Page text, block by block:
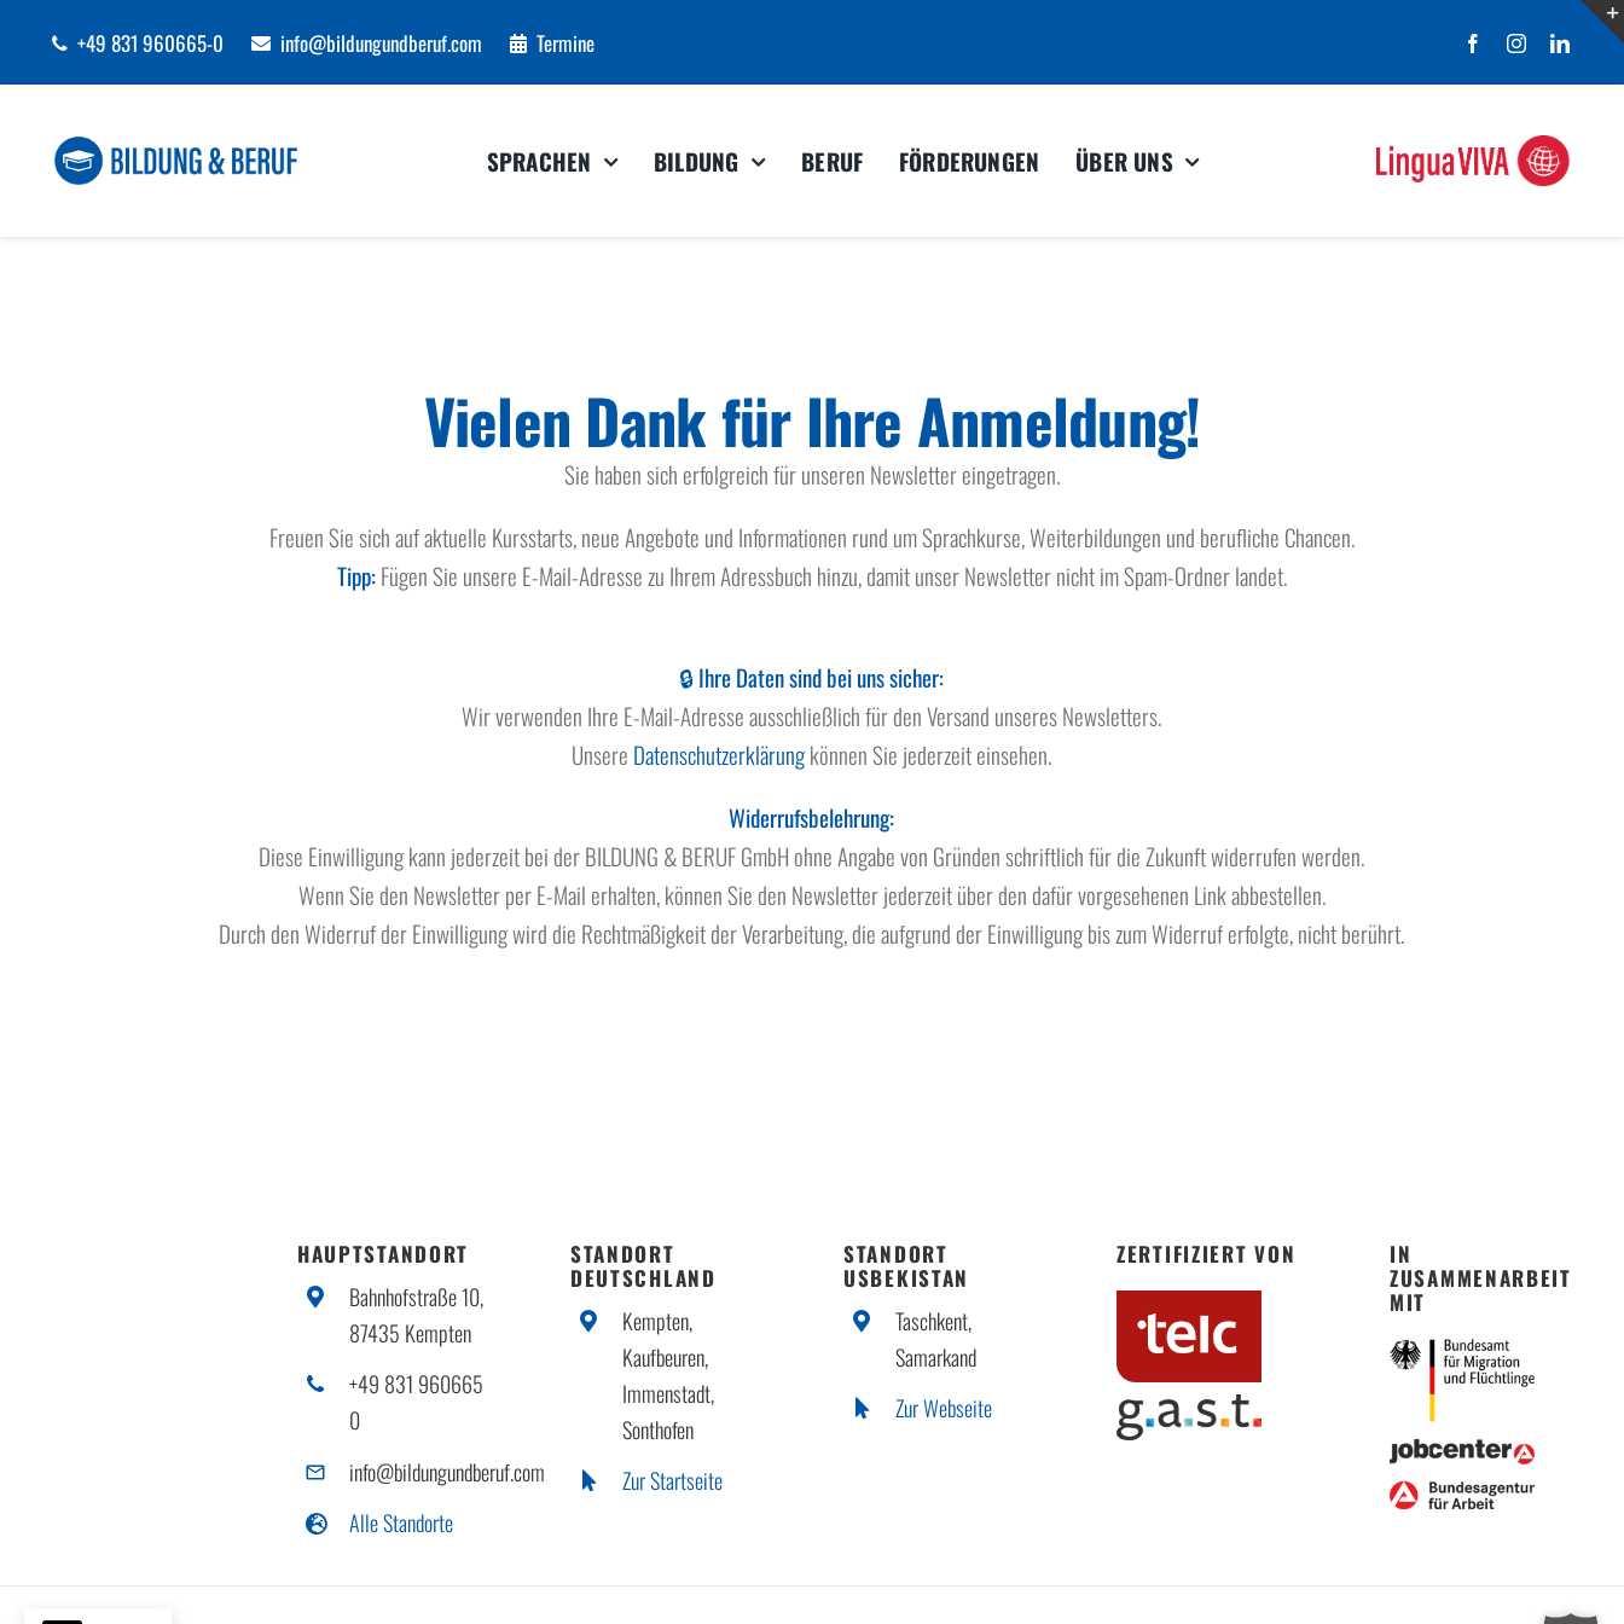
springen
+49 831 960665-0 info@bildungundberuf.com Termine
SPRACHEN BILDUNG BERUF FÖRDERUNGEN ÜBER UNS
Vielen Dank für Ihre Anmeldung!
Sie haben sich erfolgreich für unseren Newsletter eingetragen.
Freuen Sie sich auf aktuelle Kursstarts, neue Angebote und Informationen rund um Sprachkurse, Weiterbildungen und berufliche Chancen.
Tipp:Fügen Sie unsere E-Mail-Adresse zu Ihrem Adressbuch hinzu, damit unser Newsletter nicht im Spam-Ordner landet.
🔒Ihre Daten sind bei uns sicher:
Wir verwenden Ihre E-Mail-Adresse ausschließlich für den Versand unseres Newsletters.
Unsere Datenschutzerklärungkönnen Sie jederzeit einsehen.
Widerrufsbelehrung:
Diese Einwilligung kann jederzeit bei der BILDUNG & BERUF GmbH ohne Angabe von Gründen schriftlich für die Zukunft widerrufen werden.
Wenn Sie den Newsletter per E-Mail erhalten, können Sie den Newsletter jederzeit über den dafür vorgesehenen Link abbestellen.
Durch den Widerruf der Einwilligung wird die Rechtmäßigkeit der Verarbeitung, die aufgrund der Einwilligung bis zum Widerruf erfolgte, nicht berührt.
HAUPTSTANDORT
Bahnhofstraße 10,
87435 Kempten
+49 831 960665
0
info@bildungundberuf.com
Alle Standorte
STANDORT
DEUTSCHLAND
Kempten,
Kaufbeuren,
Immenstadt,
Sonthofen
Zur Startseite
STANDORT
USBEKISTAN
Taschkent,
Samarkand
Zur Webseite
ZERTIFIZIERT VON
IN
ZUSAMMENARBEIT
MIT